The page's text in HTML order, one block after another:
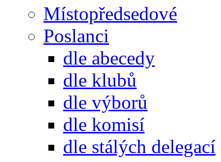
Místopředsedové
Poslanci
dle abecedy
dle klubů
dle výborů
dle komisí
dle stálých delegací